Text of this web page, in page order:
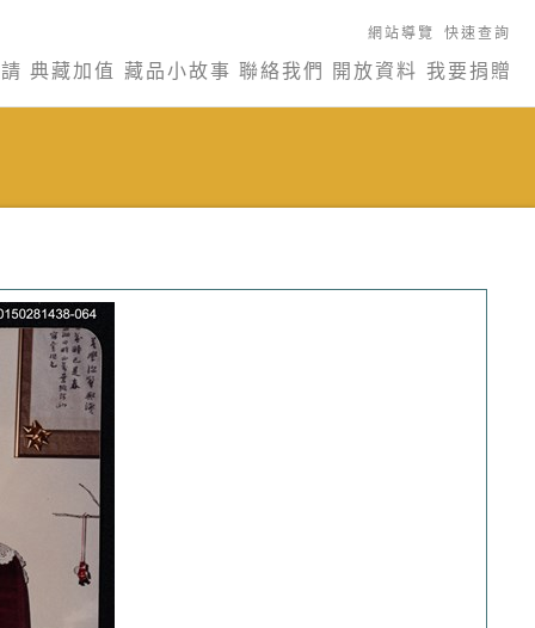
網站導覽 快速查詢
典藏加值 藏品小故事 聯絡我們 開放資料 我要捐贈